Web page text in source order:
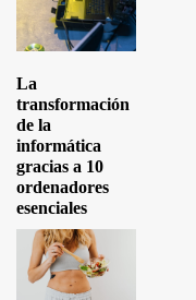
La
transformación
de la
informática
gracias a 10
ordenadores
esenciales